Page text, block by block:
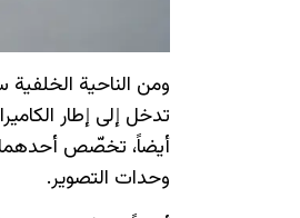
تدخل إلى إطار
أيضاً، تخصّص أحدهما
وحدات التصوير.